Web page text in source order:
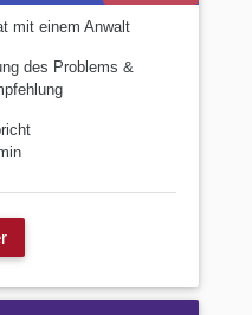
mit einem Anwalt
des Problems &